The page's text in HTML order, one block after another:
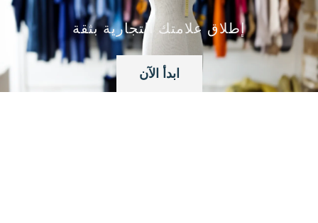
إطلاق علامتك التجارية بثقة
ابدأ الآن